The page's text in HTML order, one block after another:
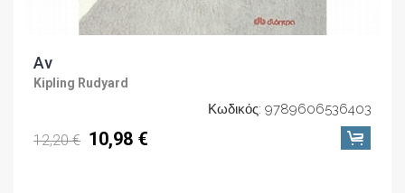
Αν
Kipling Rudyard
Κωδικός: 9789606536403
12,20 € 10,98 €